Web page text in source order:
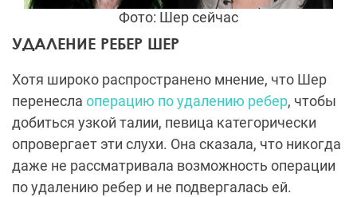
Фото: Шер сейчас
УДАЛЕНИЕ РЕБЕР ШЕР
Хотя широко распространено мнение, что Шер
перенесла операцию по удалению ребер, чтобы
добиться узкой талии, певица категорически
опровергает эти слухи. Она сказала, что никогда
даже не рассматривала возможность операции
по удалению ребер и не подвергалась ей.